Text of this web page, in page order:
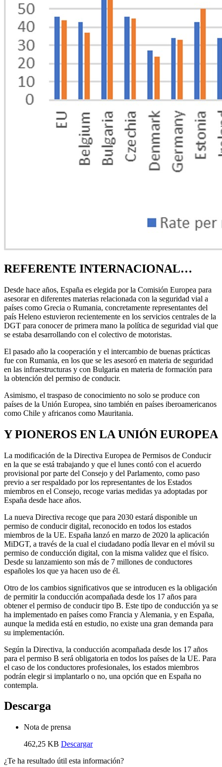
REFERENTE INTERNACIONAL…
Desde hace años, España es elegida por la Comisión Europea para
asesorar en diferentes materias relacionada con la seguridad vial a
países como Grecia o Rumania, concretamente representantes del
país Heleno estuvieron recientemente en los servicios centrales de la
DGT para conocer de primera mano la política de seguridad vial que
se estaba desarrollando con el colectivo de motoristas.
El pasado año la cooperación y el intercambio de buenas prácticas
fue con Rumania, en los que se les asesoró en materia de seguridad
en las infraestructuras y con Bulgaria en materia de formación para
la obtención del permiso de conducir.
Asimismo, el traspaso de conocimiento no solo se produce con
países de la Unión Europea, sino también en países iberoamericanos
como Chile y africanos como Mauritania.
Y PIONEROS EN LA UNIÓN EUROPEA
La modificación de la Directiva Europea de Permisos de Conducir
en la que se está trabajando y que el lunes contó con el acuerdo
provisional por parte del Consejo y del Parlamento, como paso
previo a ser respaldado por los representantes de los Estados
miembros en el Consejo, recoge varias medidas ya adoptadas por
España desde hace años.
La nueva Directiva recoge que para 2030 estará disponible un
permiso de conducir digital, reconocido en todos los estados
miembros de la UE. España lanzó en marzo de 2020 la aplicación
MiDGT, a través de la cual el ciudadano podía llevar en el móvil su
permiso de conducción digital, con la misma validez que el físico.
Desde su lanzamiento son más de 7 millones de conductores
españoles los que ya hacen uso de él.
Otro de los cambios significativos que se introducen es la obligación
de permitir la conducción acompañada desde los 17 años para
obtener el permiso de conducir tipo B. Este tipo de conducción ya se
ha implementado en países como Francia y Alemania, y en España,
aunque la medida está en estudio, no existe una gran demanda para
su implementación.
Según la Directiva, la conducción acompañada desde los 17 años
para el permiso B será obligatoria en todos los países de la UE. Para
el caso de los conductores profesionales, los estados miembros
podrán elegir si implantarlo o no, una opción que en España no
contempla.
Descarga
Nota de prensa
462,25 KB Descargar
¿Te ha resultado útil esta información?